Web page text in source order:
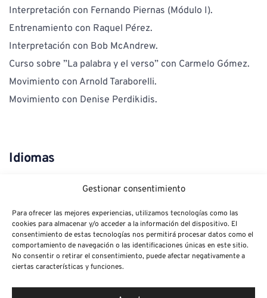
Gestionar consentimiento
Para ofrecer las mejores experiencias, utilizamos tecnologías como las
cookies para almacenar y/o acceder a la información del dispositivo. El
consentimiento de estas tecnologías nos permitirá procesar datos como el
comportamiento de navegación o las identificaciones únicas en este sitio.
No consentir o retirar el consentimiento, puede afectar negativamente a
ciertas características y funciones.
Interpretación con Fernando Piernas (Módulo I).
Entrenamiento con Raquel Pérez.
Interpretación con Bob McAndrew.
Curso sobre ”La palabra y el verso” con Carmelo Gómez.
Movimiento con Arnold Taraborelli.
Movimiento con Denise Perdikidis.
Idiomas
Habilidades
Montar a caballo
Esgrima
Boxeo